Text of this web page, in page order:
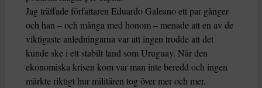
Jag träffade författaren Eduardo Galeano ett par gånger
och han – och många med honom – menade att en av de
viktigaste anledningarna var att ingen trodde att det
kunde ske i ett stabilt land som Uruguay. När den
ekonomiska krisen kom var man inte beredd och ingen
märkte riktigt hur militären tog över mer och mer.